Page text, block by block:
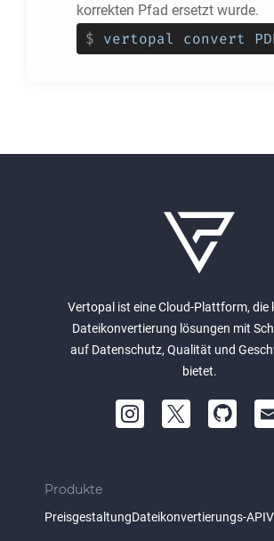
korrekten Pfad ersetzt wurde.
$ vertopal convert
Vertopal ist eine Cloud-Plattform, die
Dateikonvertierung lösungen mit
auf Datenschutz, Qualität und
bietet.
Produkte
PreisgestaltungDateikonvertierungs-API